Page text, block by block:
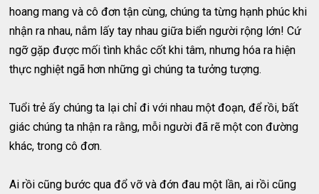
hoang mang và cô đơn tận cùng, chúng ta từng hạnh phúc khi
nhận ra nhau, nắm lấy tay nhau giữa biển người rộng lớn! Cứ
ngỡ gặp được mối tình khắc cốt khi tâm, nhưng hóa ra hiện
thực nghiệt ngã hơn những gì chúng ta tưởng tượng.
Tuổi trẻ ấy chúng ta lại chỉ đi với nhau một đoạn, để rồi, bất
giác chúng ta nhận ra rằng, mỗi người đã rẽ một con đường
khác, trong cô đơn.
Ai rồi cũng bước qua đổ vỡ và đớn đau một lần, ai rồi cũng